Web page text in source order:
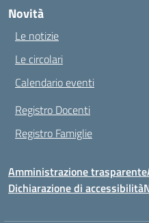
Novità
Le notizie
Le circolari
Calendario eventi
Registro Docenti
Registro Famiglie
Amministrazione trasparente
Dichiarazione di accessibilità